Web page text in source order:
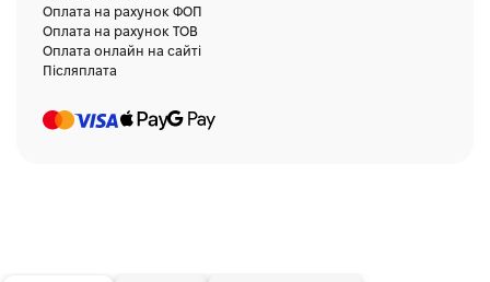
Оплата на рахунок ФОП
Оплата на рахунок ТОВ
Оплата онлайн на сайті
Післяплата